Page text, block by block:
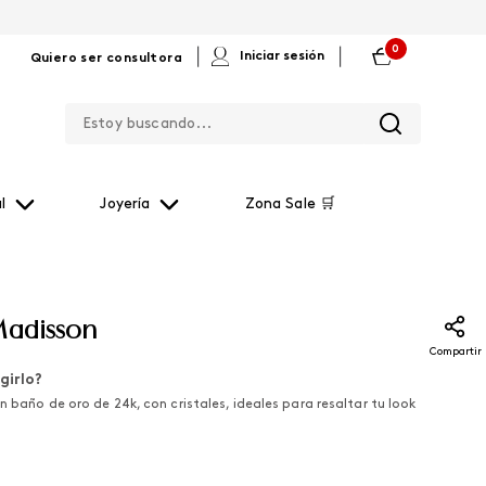
Quiero ser consultora Iniciar sesión
0
Joyería Zona Sale 🛒
Compartir
baño de oro de 24k, con cristales, ideales para resaltar tu look